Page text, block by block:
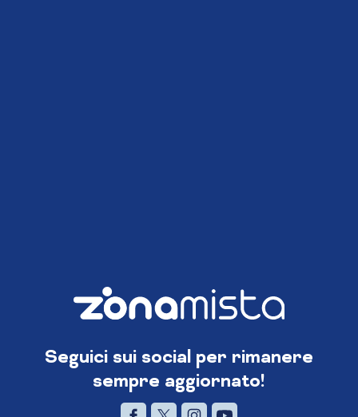
Seguici sui social per rimanere
sempre aggiornato!